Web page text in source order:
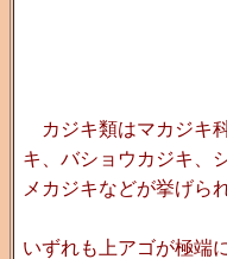
カジキ類はマカジキ
キ、バショウカジキ、
メカジキなどが挙げら
いずれも上アゴが極端